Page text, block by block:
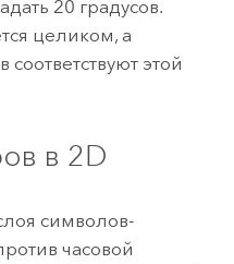
20 градусов.
целиком, а
этой
в 2D
символов-
часовой